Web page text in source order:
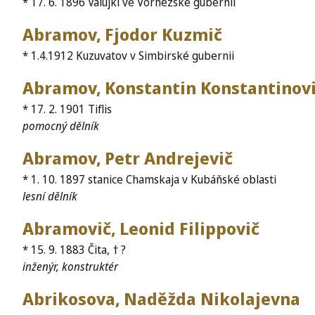
Abramov, Fjodor Kuzmič
* 1.4.1912 Kuzuvatov v Simbirské gubernii
Abramov, Konstantin
* 17. 2. 1901 Tiflis
pomocný dělník
Abramov, Petr Andrejevič
* 1. 10. 1897 stanice Chamskaja v Kubáňské oblasti
lesní dělník
Abramovič, Leonid Filippovič
* 15. 9. 1883 Čita, † ?
inženýr, konstruktér
Abrikosova, Naděžda Nikolajevna